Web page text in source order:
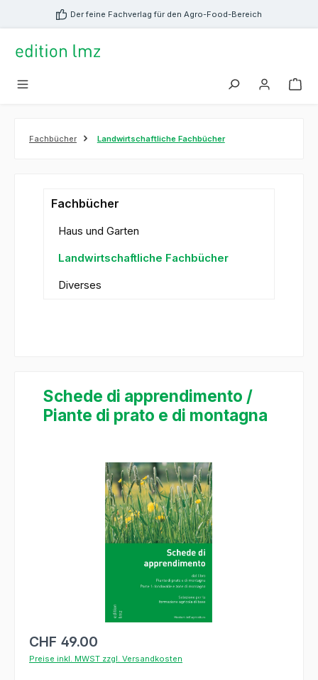
springen Der feine Fachverlag für den Agro-Food-Bereich
Fachbücher Landwirtschaftliche Fachbücher
Fachbücher
Haus und Garten
Landwirtschaftliche Fachbücher
Diverses
Schede di apprendimento /
Piante di prato e di montagna
Bildergalerie überspringen
CHF 49.00
Preise inkl. MWST zzgl. Versandkosten